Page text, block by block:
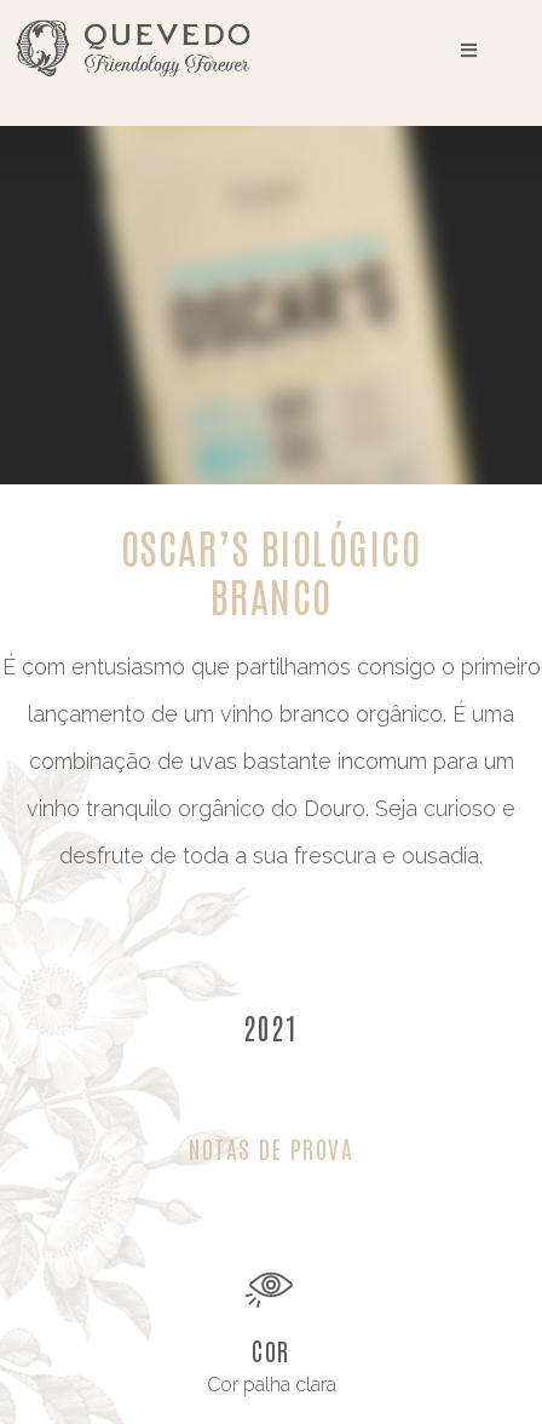
OSCAR’S BIOLÓGICO
BRANCO
É com entusiasmo que partilhamos consigo o primeiro
lançamento de um vinho branco orgânico. É uma
combinação de uvas bastante incomum para um
vinho tranquilo orgânico do Douro. Seja curioso e
desfrute de toda a sua frescura e ousadia.
2021
NOTAS DE PROVA
COR
Cor palha clara